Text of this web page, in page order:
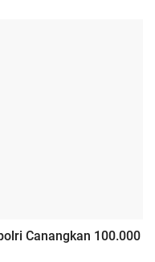
Canangkan 100.000